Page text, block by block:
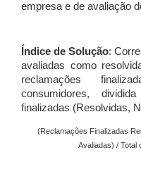
empresa e de avaliação
Índice de Solução:
avaliadas como
reclamações
consumidores,
finalizadas (Resolvidas,
(Reclamações Finalizadas
Avaliadas) / Total